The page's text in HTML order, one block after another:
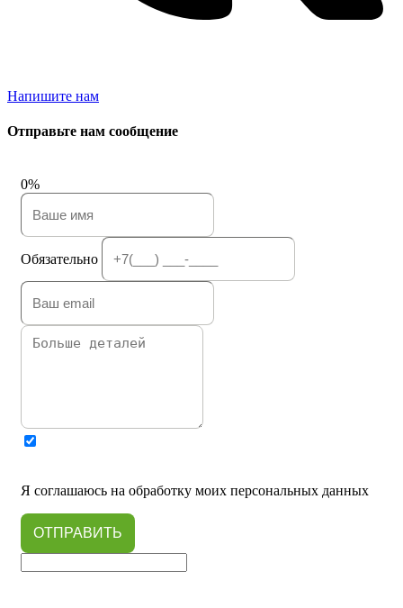
Напишите нам
Отправьте нам сообщение
0%
Обязательно
Я соглашаюсь на обработку моих персональных данных
ОТПРАВИТЬ